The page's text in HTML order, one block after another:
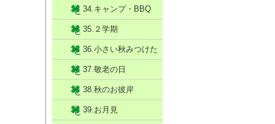
34.キャンプ・BBQ
35.２学期
36.小さい秋みつけた
37.敬老の日
38.秋のお彼岸
39.お月見